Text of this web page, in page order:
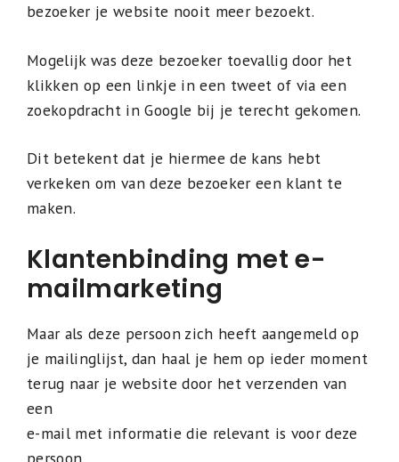
bezoeker je website nooit meer bezoekt.
Mogelijk was deze bezoeker toevallig door het
klikken op een linkje in een tweet of via een
zoekopdracht in Google bij je terecht gekomen.
Dit betekent dat je hiermee de kans hebt
verkeken om van deze bezoeker een klant te
maken.
Klantenbinding met e-
mailmarketing
Maar als deze persoon zich heeft aangemeld op
je mailinglijst, dan haal je hem op ieder moment
terug naar je website door het verzenden van
een
e-mail met informatie die relevant is voor deze
persoon.